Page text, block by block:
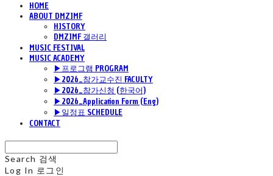
HOME
ABOUT DMZIMF
HISTORY
DMZIMF 갤러리
MUSIC FESTIVAL
MUSIC ACADEMY
▶프로그램 PROGRAM
▶2026_참가교수진 FACULTY
▶2026_참가신청 (한국어)
▶2026_Application Form (Eng)
▶일정표 SCHEDULE
CONTACT
Search 검색
Log In 로그인